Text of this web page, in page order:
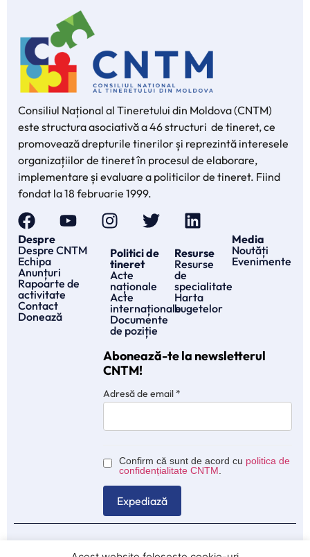
Consiliul Național al Tineretului din Moldova (CNTM)
este structura asociativă a 46 structuri de tineret, ce
promovează drepturile tinerilor și reprezintă interesele
organizațiilor de tineret în procesul de elaborare,
implementare și evaluare a politicilor de tineret. Fiind
fondat la 18 februarie 1999.
Despre
Despre CNTM
Echipa
Anunțuri
Rapoarte de
activitate
Contact
Donează
Politici de
tineret
Acte
naționale
Acte
internaționale
Documente
de poziție
Resurse
Resurse
de
specialitate
Harta
bugetelor
Media
Noutăți
Evenimente
Abonează-te la newsletterul
CNTM!
Adresă de email*
Confirm că sunt de acord cu politica de
confidențialitate CNTM
© 2025 CNTM – Consiliul Naţional al Tineretului din Moldova.